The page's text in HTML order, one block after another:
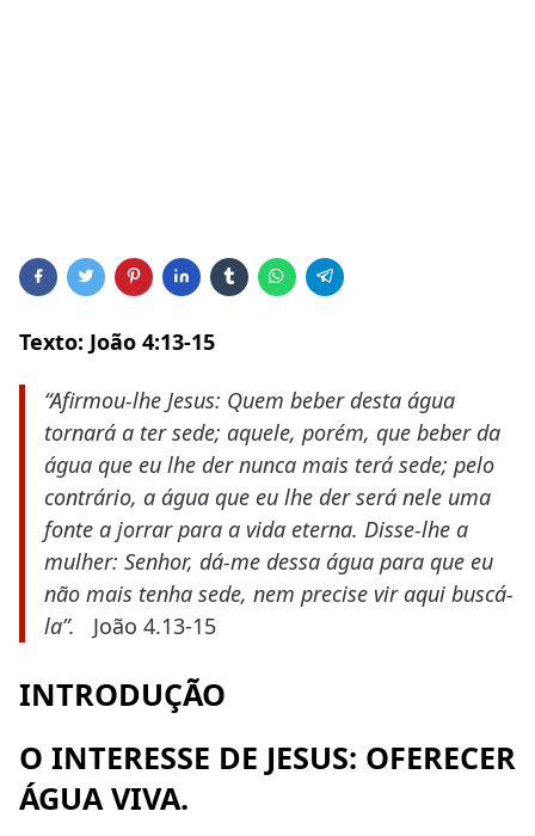
Texto: João 4:13-15
“Afirmou-lhe Jesus: Quem beber desta água
tornará a ter sede; aquele, porém, que beber da
água que eu lhe der nunca mais terá sede; pelo
contrário, a água que eu lhe der será nele uma
fonte a jorrar para a vida eterna. Disse-lhe a
mulher: Senhor, dá-me dessa água para que eu
não mais tenha sede, nem precise vir aqui buscá-
la”. João 4.13-15
INTRODUÇÃO
O INTERESSE DE JESUS: OFERECER
ÁGUA VIVA.